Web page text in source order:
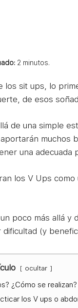
2 minutos.
los sit ups, lo
de esos
de una simple
muchos
una
los V Ups
poco más allá y
(y
ocultar
¿Cómo se realizan?
los V ups o